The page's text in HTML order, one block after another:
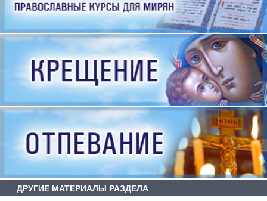
ДРУГИЕ МАТЕРИАЛЫ РАЗДЕЛА